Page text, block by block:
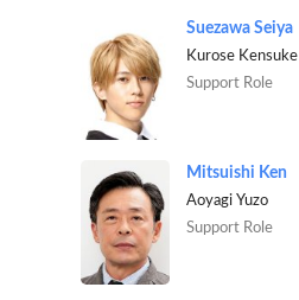
Suezawa Seiya
Kurose Kensuke
Support Role
Mitsuishi Ken
Aoyagi Yuzo
Support Role